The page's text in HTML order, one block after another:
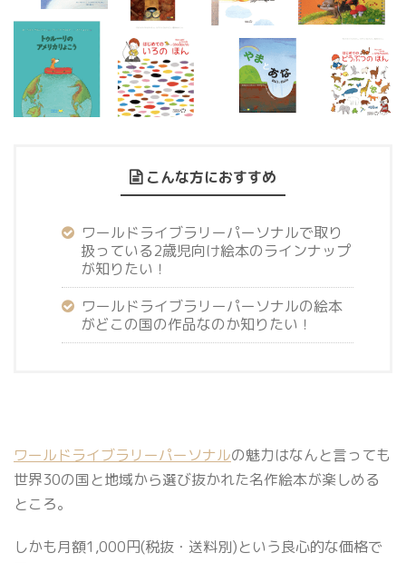
こんな方におすすめ
ワールドライブラリーパーソナルで取り
扱っている2歳児向け絵本のラインナップ
が知りたい！
ワールドライブラリーパーソナルの絵本
がどこの国の作品なのか知りたい！
ワールドライブラリーパーソナルの魅力はなんと言っても
世界30の国と地域から選び抜かれた名作絵本が楽しめる
ところ。
しかも月額1,000円(税抜・送料別)という良心的な価格で